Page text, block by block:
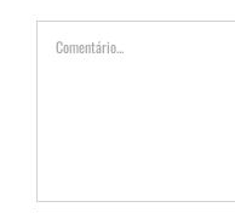
Comentário